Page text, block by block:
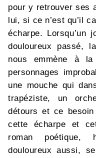
pour y retrouver ses
lui, si ce n’est qu’il
écharpe. Lorsqu’un
douloureux passé,
nous emmène à la
personnages
une mouche qui
trapéziste, un
détours et ce
cette écharpe et
roman poétique,
douloureux aussi,